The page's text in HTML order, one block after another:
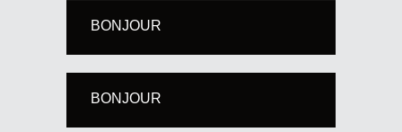
BONJOUR
BONJOUR